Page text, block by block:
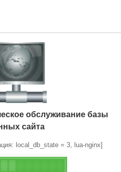
обслуживание базы
сайта
local_db_state = 3, lua-nginx]